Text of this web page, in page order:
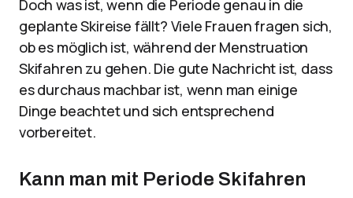
Doch was ist, wenn die Periode genau in die
geplante Skireise fällt? Viele Frauen fragen sich,
ob es möglich ist, während der Menstruation
Skifahren zu gehen. Die gute Nachricht ist, dass
es durchaus machbar ist, wenn man einige
Dinge beachtet und sich entsprechend
vorbereitet.
Kann man mit Periode Skifahren